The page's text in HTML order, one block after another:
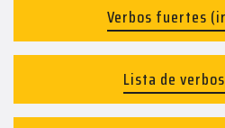
Verbos fuertes
Lista de